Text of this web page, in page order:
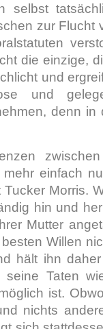
zur Flucht
die einzige,
und
und
denn
einfach
Morris.
hin und
Mutter
Willen
hält ihn
Taten
ist.
nichts